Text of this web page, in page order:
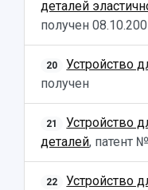
деталей
получен
20 Устройство
получен
21
Устройство
деталей, патент
22
Устройство